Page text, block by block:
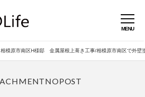
相模原市南区H様邸 金属屋根上葺き工事/相模原市南区で外壁